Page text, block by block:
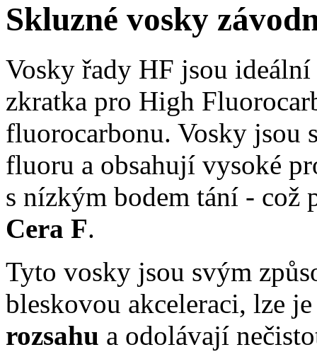
Skluzné vosky
Vosky řady HF jsou
zkratka pro High
fluorocarbonu. Vosky jsou
fluoru a obsahují vysoké
s nízkým bodem tání - což
Cera F.
Tyto vosky jsou svým
bleskovou akceleraci, lze
rozsahu a odolávají